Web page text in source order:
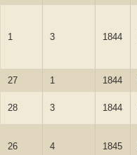
1 3 1844
27 1 1844
28 3 1844
26 4 1845